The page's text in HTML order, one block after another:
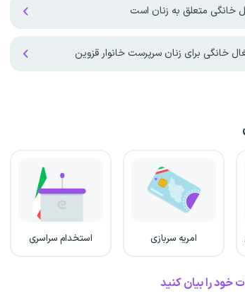
امریه سربازی استخدام سراسری
خود را بیان کنید